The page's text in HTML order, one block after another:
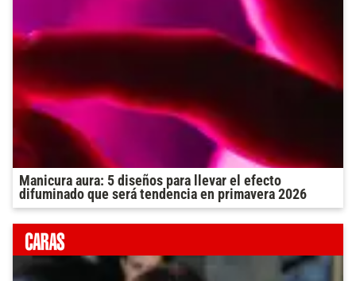
Manicura aura: 5 diseños para llevar el efecto
difuminado que será tendencia en primavera 2026